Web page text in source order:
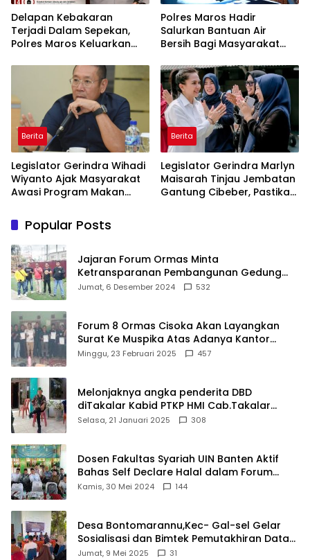
Delapan Kebakaran
Terjadi Dalam Sepekan,
Polres Maros Keluarkan
Masyarakat
Polres Maros Hadir
Salurkan Bantuan Air
Bersih Bagi Masyarakat
Di Maros
Berita
Legislator Gerindra Wihadi
Wiyanto Ajak Masyarakat
Awasi Program Makan
Sasaran
Berita
Legislator Gerindra Marlyn
Maisarah Tinjau Jembatan
Gantung Cibeber, Pastikan
Popular Posts
Jajaran Forum Ormas Minta
Ketransparanan Pembangunan Gedung
Damkar Di Kecamatan Cisoka
Jumat, 6 Desember 2024 532
Forum 8 Ormas Cisoka Akan Layangkan
Surat Ke Muspika Atas Adanya Kantor
Matel di Cisoka
Minggu, 23 Februari 2025 457
Melonjaknya angka penderita DBD
diTakalar Kabid PTKP HMI Cab.Takalar
angkat bicara
Selasa, 21 Januari 2025 308
Dosen Fakultas Syariah UIN Banten Aktif
Bahas Self Declare Halal dalam Forum
Ijtima Ulama MUI
Kamis, 30 Mei 2024 144
Desa Bontomarannu,Kec- Gal-sel Gelar
Sosialisasi dan Bimtek Pemutakhiran Data
ID
Jumat, 9 Mei 2025 31